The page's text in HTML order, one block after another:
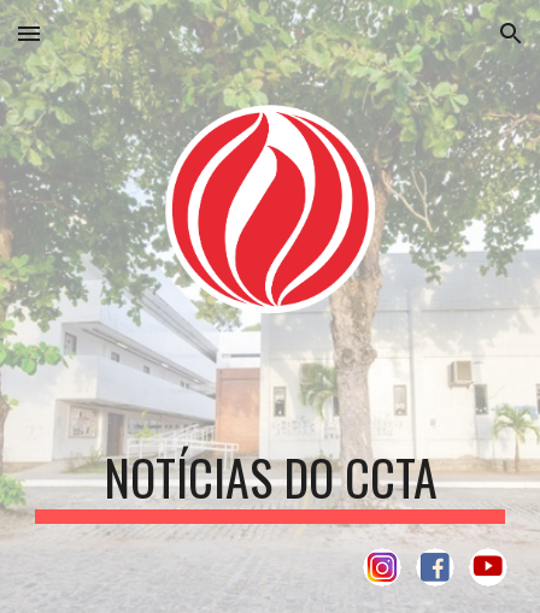
Skip to main content Skip to navigation
NOTÍCIAS DO CCTA